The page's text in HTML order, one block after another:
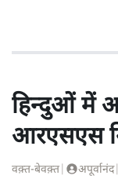
हिन्दुओं में
आरएसएस
वक़्त-बेवक़्त अपूर्वानंद|